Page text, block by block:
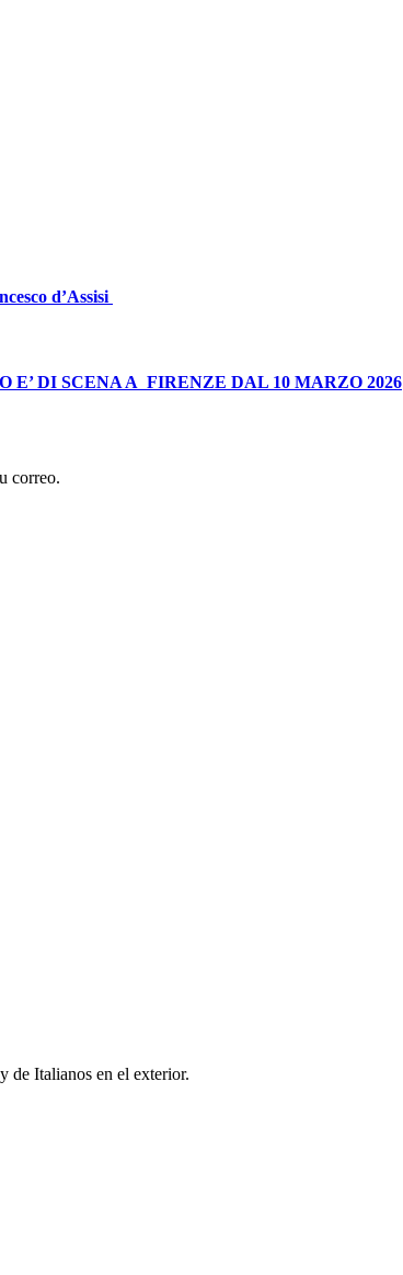
d’Assisi
E’ DI SCENA A FIRENZE DAL 10 MARZO 2026
correo.
de Italianos en el exterior.